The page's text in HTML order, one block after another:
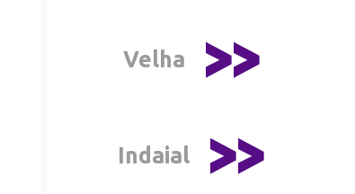
Velha >>
Indaial >>